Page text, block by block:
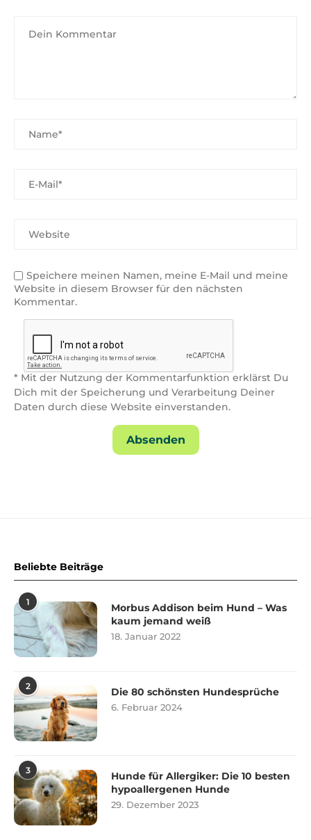
Speichere meinen Namen, meine E-Mail und meine
Website in diesem Browser für den nächsten
Kommentar.
* Mit der Nutzung der Kommentarfunktion erklärst Du
Dich mit der Speicherung und Verarbeitung Deiner
Daten durch diese Website einverstanden.
Beliebte Beiträge
1
Morbus Addison beim Hund – Was
kaum jemand weiß
18. Januar 2022
2 Die 80 schönsten Hundesprüche
6. Februar 2024
3
Hunde für Allergiker: Die 10 besten
hypoallergenen Hunde
29. Dezember 2023